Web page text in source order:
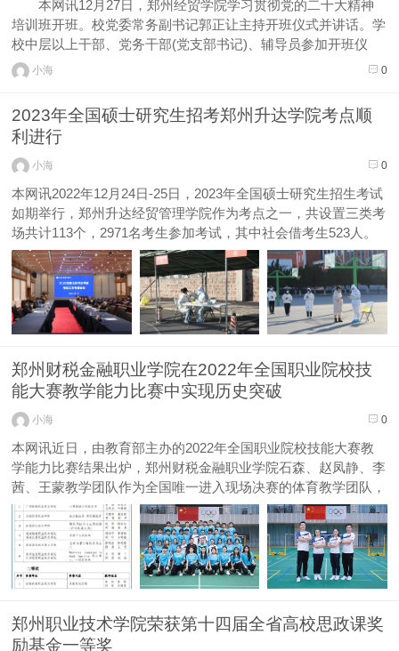
本网讯12月27日，郑州经贸学院学习贯彻党的二十大精神
培训班开班。校党委常务副书记郭正让主持开班仪式并讲话。学
校中层以上干部、党务干部(党支部书记)、辅导员参加开班仪
式。 郭正让指出，党的二十大是在全党全国各族人民迈上全
的关键时刻召开的...
0
小海
2023年全国硕士研究生招考郑州升达学院考点顺
利进行
0
小海
本网讯2022年12月24日-25日，2023年全国硕士研究生招生考试
如期举行，郑州升达经贸管理学院作为考点之一，共设置三类考
场共计113个，2971名考生参加考试，其中社会借考生523人。
学校对全国研究生考试历来高度重视。面对当前疫情防控政策调
整带来的组考难度，为保障考试和疫情防控工作万无一失，...
郑州财税金融职业学院在2022年全国职业院校技
能大赛教学能力比赛中实现历史突破
0
小海
本网讯近日，由教育部主办的2022年全国职业院校技能大赛教
学能力比赛结果出炉，郑州财税金融职业学院石森、赵凤静、李
茜、王蒙教学团队作为全国唯一进入现场决赛的体育教学团队，
历经网络初评和决赛评审等环节，最终荣获全国教学能力大赛高
职公共基础课程组二等奖，实现了学院历史性突破。高职公共基
础组获奖名单(部...
郑州职业技术学院荣获第十四届全省高校思政课奖
励基金一等奖